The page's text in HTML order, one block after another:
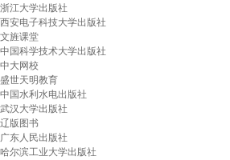
浙江大学出版社
西安电子科技大学出版社
文旌课堂
中国科学技术大学出版社
中大网校
盛世天明教育
中国水利水电出版社
武汉大学出版社
辽版图书
广东人民出版社
哈尔滨工业大学出版社